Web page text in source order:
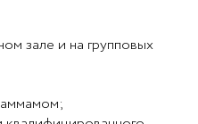
зале и на групповых